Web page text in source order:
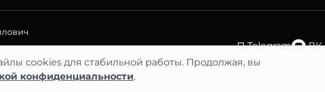
cookies для стабильной работы. Продолжая, вы
конфиденциальности.
Telegram ВК